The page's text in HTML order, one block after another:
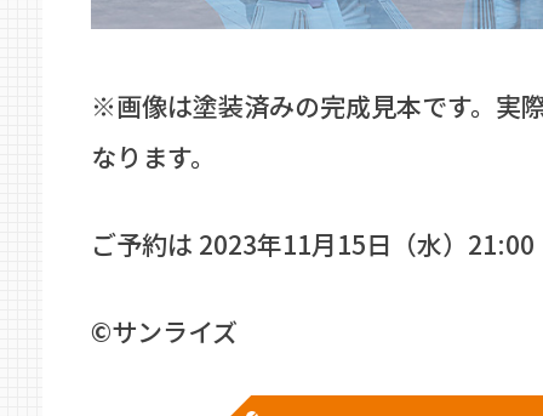
※画像は塗装済みの完成見本です。実
なります。
ご予約は 2023年11月15日（水）21:00
©サンライズ